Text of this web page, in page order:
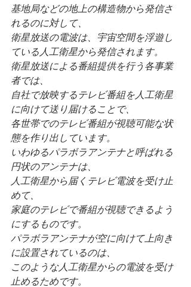
基地局などの地上の構造物から発信さ
れるのに対して、
衛星放送の電波は、宇宙空間を浮遊し
ている人工衛星から発信されます。
衛星放送による番組提供を行う各事業
者では、
自社で放映するテレビ番組を人工衛星
に向けて送り届けることで、
各世帯でのテレビ番組が視聴可能な状
態を作り出しています。
いわゆるパラボラアンテナと呼ばれる
円状のアンテナは、
人工衛星から届くテレビ電波を受け止
めて、
家庭のテレビで番組が視聴できるよう
にするものです。
パラボラアンテナが空に向けて上向き
に設置されているのは、
このような人工衛星からの電波を受け
止めるためです。